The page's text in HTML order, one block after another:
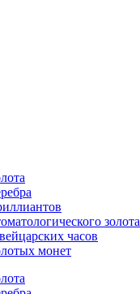
золота
часов
монет